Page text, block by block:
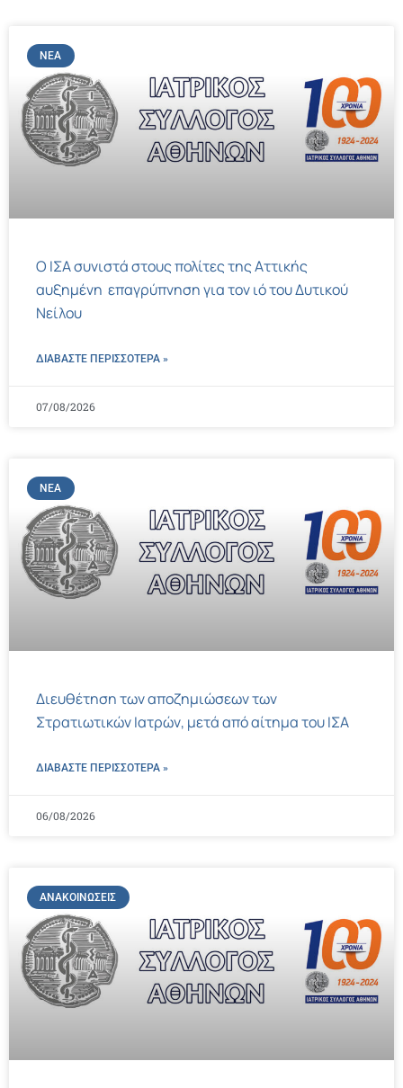
ΝΈΑ
Ο ΙΣΑ συνιστά στους πολίτες της Αττικής
αυξημένη επαγρύπνηση για τον ιό του Δυτικού
Νείλου
ΔΙΑΒΑΣΤΕ ΠΕΡΙΣΣΌΤΕΡΑ »
07/08/2026
ΝΈΑ
Διευθέτηση των αποζημιώσεων των
Στρατιωτικών Ιατρών, μετά από αίτημα του ΙΣΑ
ΔΙΑΒΑΣΤΕ ΠΕΡΙΣΣΌΤΕΡΑ »
06/08/2026
ΑΝΑΚΟΙΝΏΣΕΙΣ